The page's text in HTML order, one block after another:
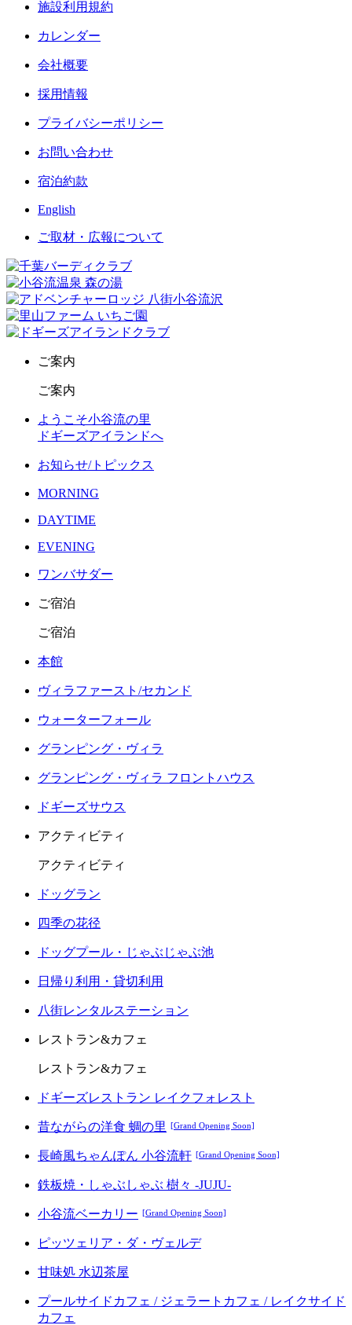
施設利用規約
カレンダー
会社概要
採用情報
プライバシーポリシー
お問い合わせ
宿泊約款
English
ご取材・広報について
ご案内
ご案内
ようこそ小谷流の里
ドギーズアイランドへ
お知らせ/トピックス
MORNING
DAYTIME
EVENING
ワンバサダー
ご宿泊
ご宿泊
本館
ヴィラファースト/セカンド
ウォーターフォール
グランピング・ヴィラ
グランピング・ヴィラ フロントハウス
ドギーズサウス
アクティビティ
アクティビティ
ドッグラン
四季の花径
ドッグプール・じゃぶじゃぶ池
日帰り利用・貸切利用
八街レンタルステーション
レストラン&カフェ
レストラン&カフェ
ドギーズレストラン レイクフォレスト
昔ながらの洋食 蜩の里 [Grand Opening Soon]
長崎風ちゃんぽん 小谷流軒 [Grand Opening Soon]
鉄板焼・しゃぶしゃぶ 樹々 -JUJU-
小谷流ベーカリー [Grand Opening Soon]
ピッツェリア・ダ・ヴェルデ
甘味処 水辺茶屋
プールサイドカフェ / ジェラートカフェ / レイクサイド
カフェ